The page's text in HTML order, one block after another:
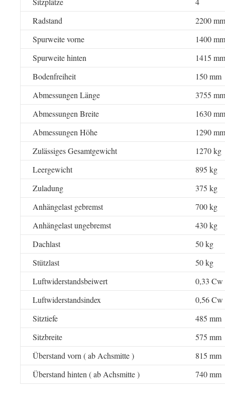
Radstand
2200 mm
Spurweite vorne
1400 mm
Spurweite hinten
1415 mm
Bodenfreiheit
150 mm
Abmessungen Länge
3755 mm
Abmessungen Breite
1630 mm
Abmessungen Höhe
1290 mm
Zulässiges Gesamtgewicht
1270 kg
Leergewicht
895 kg
Zuladung
375 kg
Anhängelast gebremst
700 kg
Anhängelast ungebremst
430 kg
Dachlast
50 kg
Stützlast
50 kg
Luftwiderstandsbeiwert
0,33 Cw
Luftwiderstandsindex
0,56
Sitztiefe
485 mm
Sitzbreite
575 mm
Überstand vorn ( ab Achsmitte )
815 mm
Überstand hinten ( ab Achsmitte )
740 mm